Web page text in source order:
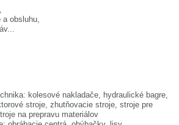
a obsluhu,
kolesové nakladače, hydraulické bagre,
stroje, zhutňovacie stroje, stroje pre
na prepravu materiálov